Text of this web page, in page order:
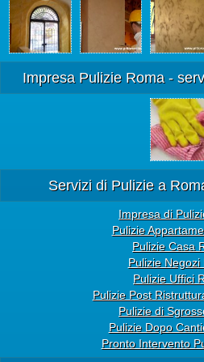
Impresa Pulizie Roma -
Servizi di Pulizie a
Impresa di
Pulizie
Pulizie Casa
Pulizie Negozi
Pulizie Uffici
Pulizie Post
Pulizie di
Pulizie Dopo
Pronto Intervento